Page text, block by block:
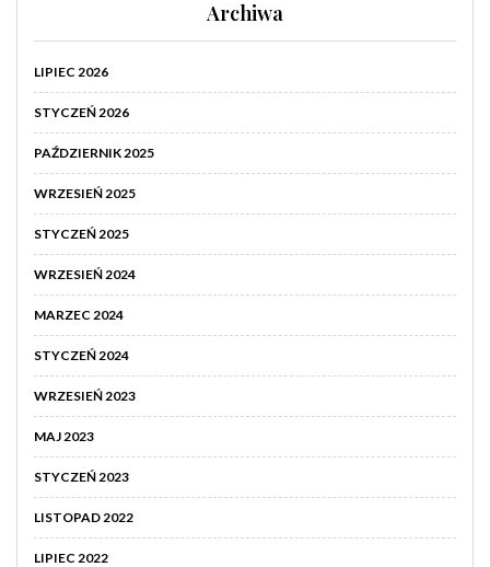
Archiwa
LIPIEC 2026
STYCZEŃ 2026
PAŹDZIERNIK 2025
WRZESIEŃ 2025
STYCZEŃ 2025
WRZESIEŃ 2024
MARZEC 2024
STYCZEŃ 2024
WRZESIEŃ 2023
MAJ 2023
STYCZEŃ 2023
LISTOPAD 2022
LIPIEC 2022